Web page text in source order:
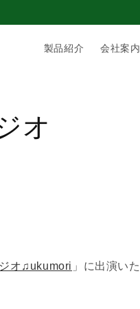
製品紹介 会社案内
オ
オ♫ukumori 」に出演いた